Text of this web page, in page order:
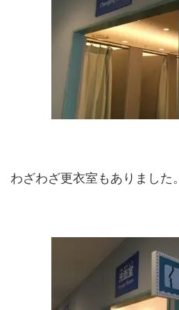
わざわざ更衣室もありました。